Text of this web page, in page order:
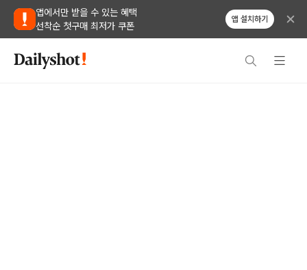
앱에서만 받을 수 있는 혜택
선착순 첫구매 최저가 쿠폰
앱 설치하기